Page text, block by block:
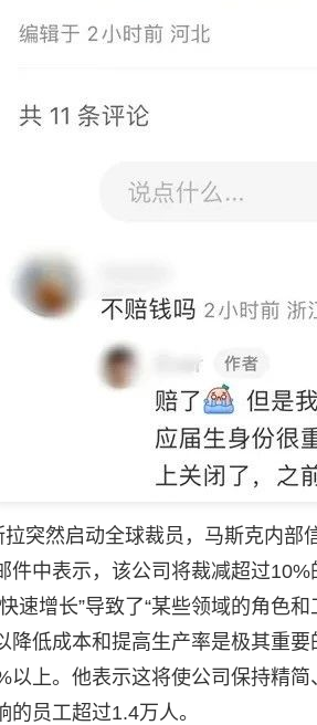
然启动全球裁员，马斯克内部
件中表示，该公司将裁减超过
速增长”导致了“某些领域的角色
降低成本和提高生产率是极其重
以上。他表示这将使公司保持精
员工超过1.4万人。